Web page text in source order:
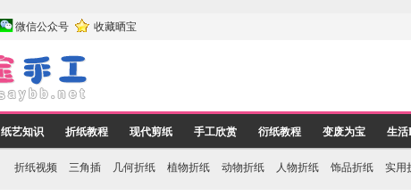
微信公众号 收藏晒宝
纸艺知识 折纸教程 现代剪纸 手工欣赏 衍纸教程 变废为宝 生
折纸视频 三角插 几何折纸 植物折纸 动物折纸 人物折纸 饰品折纸 实用